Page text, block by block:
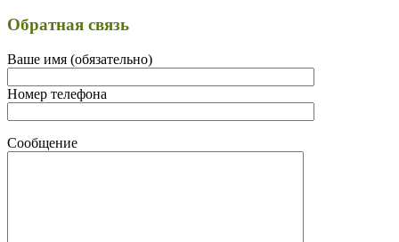
Обратная связь
Ваше имя (обязательно)
Номер телефона
Сообщение